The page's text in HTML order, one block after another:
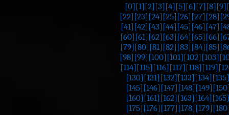
[0] [1] [2] [3] [4] [5] [6] [7] [8] [9]
[22] [23] [24] [25] [26] [27] [28]
[41] [42] [43] [44] [45] [46] [47]
[60] [61] [62] [63] [64] [65] [66]
[79] [80] [81] [82] [83] [84] [85]
[98] [99] [100] [101] [102] [103]
[114] [115] [116] [117] [118] [119]
[130] [131] [132] [133] [134] [135]
[145] [146] [147] [148] [149]
[160] [161] [162] [163] [164] [165]
[175] [176] [177] [178] [179]